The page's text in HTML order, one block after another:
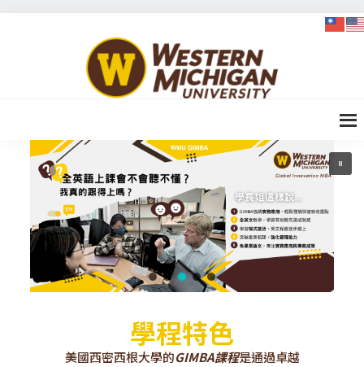
Skip
Skip
Skip
WMU-
GIMBA
全球創
新管理
學程特色
美國西密西根大學的GIMBA課程是通過卓越